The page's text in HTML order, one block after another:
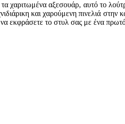
χαριτωμένα αξεσουάρ, αυτό το
και χαρούμενη πινελιά
εκφράσετε το στυλ σας με ένα